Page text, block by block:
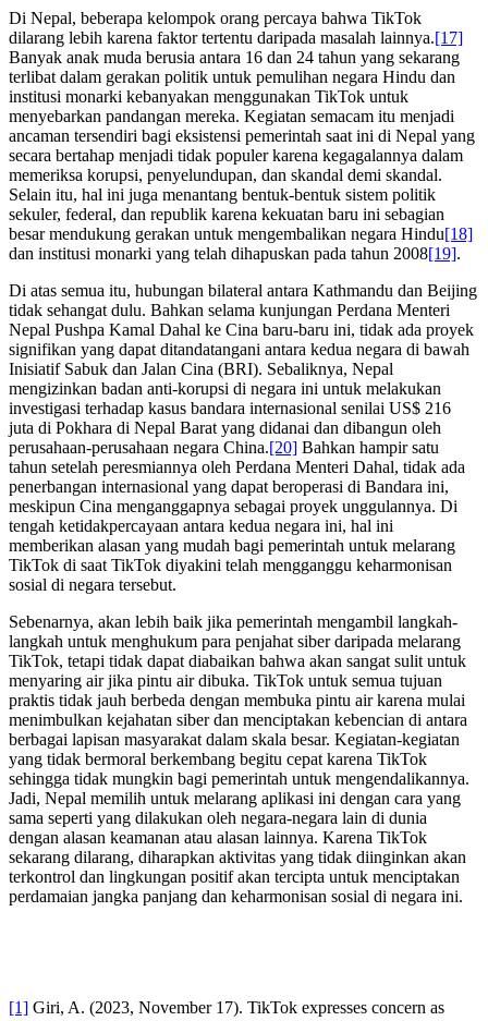
Di Nepal, beberapa kelompok orang percaya bahwa TikTok
dilarang lebih karena faktor tertentu daripada masalah lainnya.[17]
Banyak anak muda berusia antara 16 dan 24 tahun yang sekarang
terlibat dalam gerakan politik untuk pemulihan negara Hindu dan
institusi monarki kebanyakan menggunakan TikTok untuk
menyebarkan pandangan mereka. Kegiatan semacam itu menjadi
ancaman tersendiri bagi eksistensi pemerintah saat ini di Nepal yang
secara bertahap menjadi tidak populer karena kegagalannya dalam
memeriksa korupsi, penyelundupan, dan skandal demi skandal.
Selain itu, hal ini juga menantang bentuk-bentuk sistem politik
sekuler, federal, dan republik karena kekuatan baru ini sebagian
besar mendukung gerakan untuk mengembalikan negara Hindu[18]
dan institusi monarki yang telah dihapuskan pada tahun 2008[19].
Di atas semua itu, hubungan bilateral antara Kathmandu dan Beijing
tidak sehangat dulu. Bahkan selama kunjungan Perdana Menteri
Nepal Pushpa Kamal Dahal ke Cina baru-baru ini, tidak ada proyek
signifikan yang dapat ditandatangani antara kedua negara di bawah
Inisiatif Sabuk dan Jalan Cina (BRI). Sebaliknya, Nepal
mengizinkan badan anti-korupsi di negara ini untuk melakukan
investigasi terhadap kasus bandara internasional senilai US$ 216
juta di Pokhara di Nepal Barat yang didanai dan dibangun oleh
perusahaan-perusahaan negara China.[20] Bahkan hampir satu
tahun setelah peresmiannya oleh Perdana Menteri Dahal, tidak ada
penerbangan internasional yang dapat beroperasi di Bandara ini,
meskipun Cina menganggapnya sebagai proyek unggulannya. Di
tengah ketidakpercayaan antara kedua negara ini, hal ini
memberikan alasan yang mudah bagi pemerintah untuk melarang
TikTok di saat TikTok diyakini telah mengganggu keharmonisan
sosial di negara tersebut.
Sebenarnya, akan lebih baik jika pemerintah mengambil langkah-
langkah untuk menghukum para penjahat siber daripada melarang
TikTok, tetapi tidak dapat diabaikan bahwa akan sangat sulit untuk
menyaring air jika pintu air dibuka. TikTok untuk semua tujuan
praktis tidak jauh berbeda dengan membuka pintu air karena mulai
menimbulkan kejahatan siber dan menciptakan kebencian di antara
berbagai lapisan masyarakat dalam skala besar. Kegiatan-kegiatan
yang tidak bermoral berkembang begitu cepat karena TikTok
sehingga tidak mungkin bagi pemerintah untuk mengendalikannya.
Jadi, Nepal memilih untuk melarang aplikasi ini dengan cara yang
sama seperti yang dilakukan oleh negara-negara lain di dunia
dengan alasan keamanan atau alasan lainnya. Karena TikTok
sekarang dilarang, diharapkan aktivitas yang tidak diinginkan akan
terkontrol dan lingkungan positif akan tercipta untuk menciptakan
perdamaian jangka panjang dan keharmonisan sosial di negara ini.
[1] Giri, A. (2023, November 17). TikTok expresses concern as